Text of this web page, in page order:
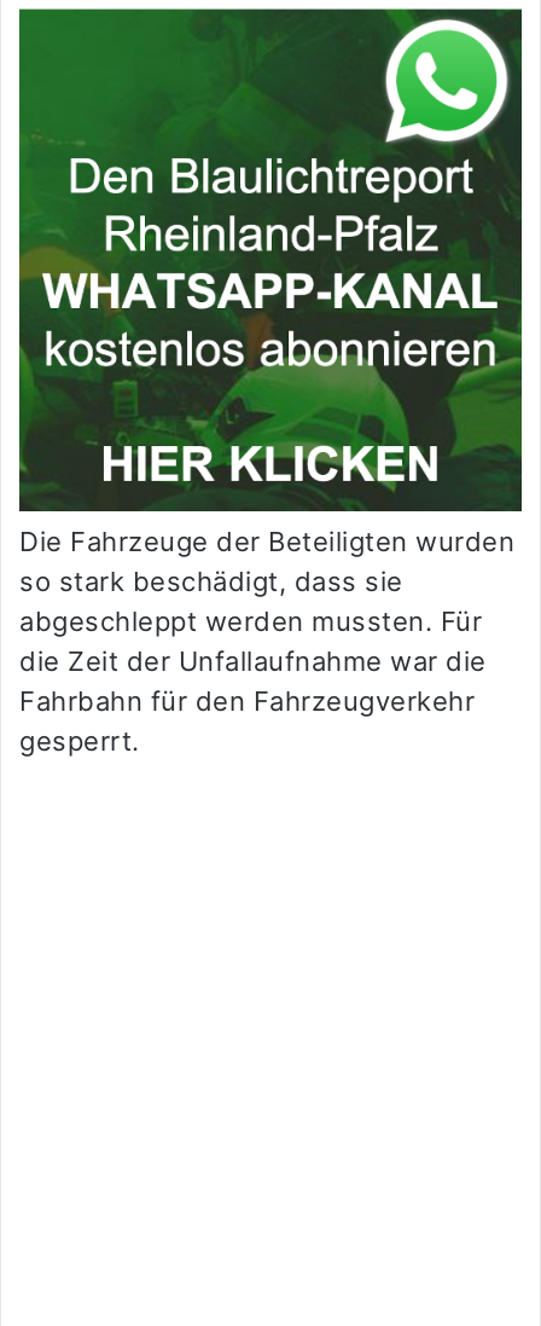
Die Fahrzeuge der Beteiligten wurden
so stark beschädigt, dass sie
abgeschleppt werden mussten. Für
die Zeit der Unfallaufnahme war die
Fahrbahn für den Fahrzeugverkehr
gesperrt.